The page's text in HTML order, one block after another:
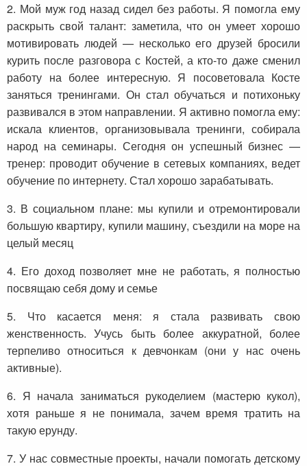
2. Мой муж год назад сидел без работы. Я помогла ему
раскрыть свой талант: заметила, что он умеет хорошо
мотивировать людей — несколько его друзей бросили
курить после разговора с Костей, а кто-то даже сменил
работу на более интересную. Я посоветовала Косте
заняться тренингами. Он стал обучаться и потихоньку
развивался в этом направлении. Я активно помогла ему:
искала клиентов, организовывала тренинги, собирала
народ на семинары. Сегодня он успешный бизнес —
тренер: проводит обучение в сетевых компаниях, ведет
обучение по интернету. Стал хорошо зарабатывать.
3. В социальном плане: мы купили и отремонтировали
большую квартиру, купили машину, съездили на море на
целый месяц
4. Его доход позволяет мне не работать, я полностью
посвящаю себя дому и семье
5. Что касается меня: я стала развивать свою
женственность. Учусь быть более аккуратной, более
терпеливо относиться к девчонкам (они у нас очень
активные).
6. Я начала заниматься рукоделием (мастерю кукол),
хотя раньше я не понимала, зачем время тратить на
такую ерунду.
7. У нас совместные проекты, начали помогать детскому